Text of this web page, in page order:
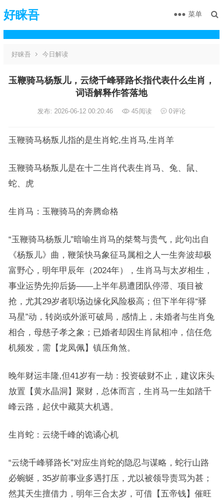
好睐吾 菜单
好睐吾 今日解读
玉鞭骑马杨叛儿，云绕千峰驿路长指代表什么生肖，
词语解释作答落地
发布: 2026-06-12 00:20:46 45阅读 0评论
玉鞭骑马杨叛儿指的是生肖蛇,生肖马,生肖羊
玉鞭骑马杨叛儿是在十二生肖代表生肖马、兔、鼠、
蛇、虎
生肖马：玉鞭骑马的奔腾命格
“玉鞭骑马杨叛儿”暗喻生肖马的桀骜与贵气，此句出自
《杨叛儿》曲，鞭策快马象征马属相之人一生奔波却极
富野心，明年甲辰年（2024年），生肖马与太岁相生，
事业运势先抑后扬——上半年易遭团队停滞、项目被
抢，尤其29岁者职场边缘化风险极高；但下半年得“驿
马星”动，转岗或外派可破局，感情上，未婚者与生肖兔
相合，母慈子孝之象；已婚者却因生肖鼠相冲，信任危
机频发，需【龙凤佩】镇压角煞。
晚年财运丰隆,但41岁有一劫：投资破财不止，建议床头
放置【黄水晶洞】聚财，总体而言，生肖马一生如踏千
峰云路，起伏中藏莫大机遇。
生肖蛇：云绕千峰的诡谲心机
“云绕千峰驿路长”对应生肖蛇的隐忍与谋略，蛇行山路
必蜿蜒，35岁前事业多遇打压，尤以被领导责骂为甚；
然其天生擅借力，明年三合太岁，可借【五帝钱】催旺